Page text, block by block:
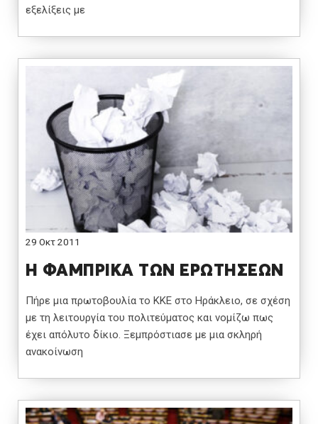
εξελίξεις με
29 Οκτ 2011
Η ΦΑΜΠΡΙΚΑ ΤΩΝ ΕΡΩΤΗΣΕΩΝ
Πήρε μια πρωτοβουλία το ΚΚΕ στο Ηράκλειο, σε σχέση
με τη λειτουργία του πολιτεύματος και νομίζω πως
έχει απόλυτο δίκιο. Ξεμπρόστιασε με μια σκληρή
ανακοίνωση